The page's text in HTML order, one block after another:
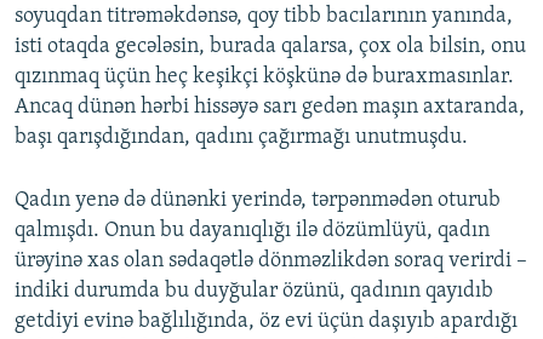
soyuqdan titrəməkdənsə, qoy tibb bacılarının yanında,
isti otaqda gecələsin, burada qalarsa, çox ola bilsin, onu
qızınmaq üçün heç keşikçi köşkünə də buraxmasınlar.
Ancaq dünən hərbi hissəyə sarı gedən maşın axtaranda,
başı qarışdığından, qadını çağırmağı unutmuşdu.
Qadın yenə də dünənki yerində, tərpənmədən oturub
qalmışdı. Onun bu dayanıqlığı ilə dözümlüyü, qadın
ürəyinə xas olan sədaqətlə dönməzlikdən soraq verirdi –
indiki durumda bu duyğular özünü, qadının qayıdıb
getdiyi evinə bağlılığında, öz evi üçün daşıyıb apardığı